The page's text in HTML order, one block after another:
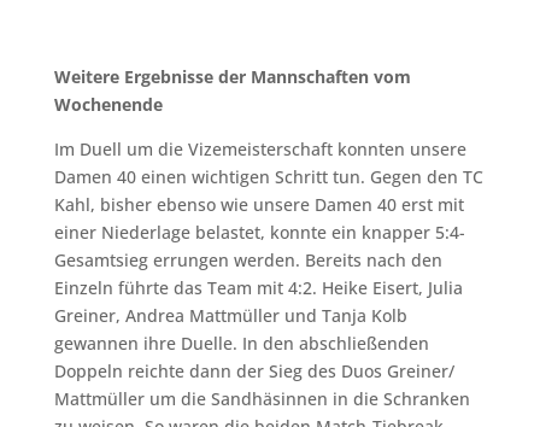
Weitere Ergebnisse der Mannschaften vom
Wochenende
Im Duell um die Vizemeisterschaft konnten unsere
Damen 40 einen wichtigen Schritt tun. Gegen den TC
Kahl, bisher ebenso wie unsere Damen 40 erst mit
einer Niederlage belastet, konnte ein knapper 5:4-
Gesamtsieg errungen werden. Bereits nach den
Einzeln führte das Team mit 4:2. Heike Eisert, Julia
Greiner, Andrea Mattmüller und Tanja Kolb
gewannen ihre Duelle. In den abschließenden
Doppeln reichte dann der Sieg des Duos Greiner/
Mattmüller um die Sandhäsinnen in die Schranken